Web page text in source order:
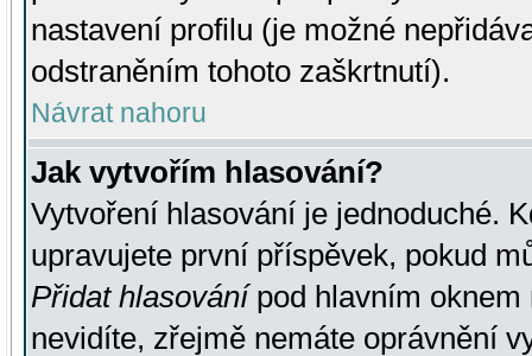
nastavení profilu (je možné
odstraněním tohoto zaškrtnutí).
Návrat nahoru
Jak vytvořím hlasování?
Vytvoření hlasování je jednoduché.
upravujete první příspěvek, pokud
Přidat hlasovánípod hlavním oknem
nevidíte, zřejmě nemáte oprávnění